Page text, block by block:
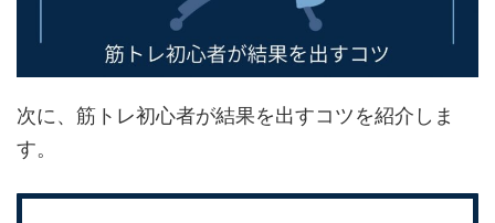
次に、筋トレ初心者が結果を出すコツを紹介しま
す。